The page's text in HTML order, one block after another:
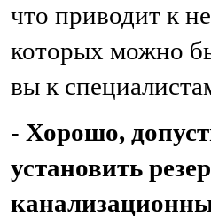
что приводит к
которых можно
вы к
- Хорошо,
установить